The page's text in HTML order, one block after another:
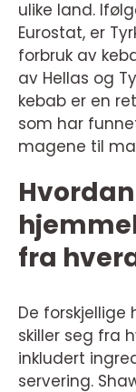
ulike land.
Eurostat, er
forbruk av
av Hellas og
kebab er en
som har
magene til
fra
De
skiller seg fra
inkludert
servering.